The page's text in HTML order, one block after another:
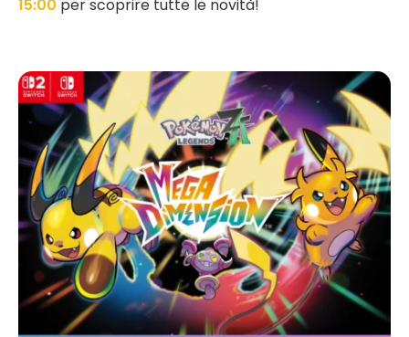
15:00 per scoprire tutte le novità!